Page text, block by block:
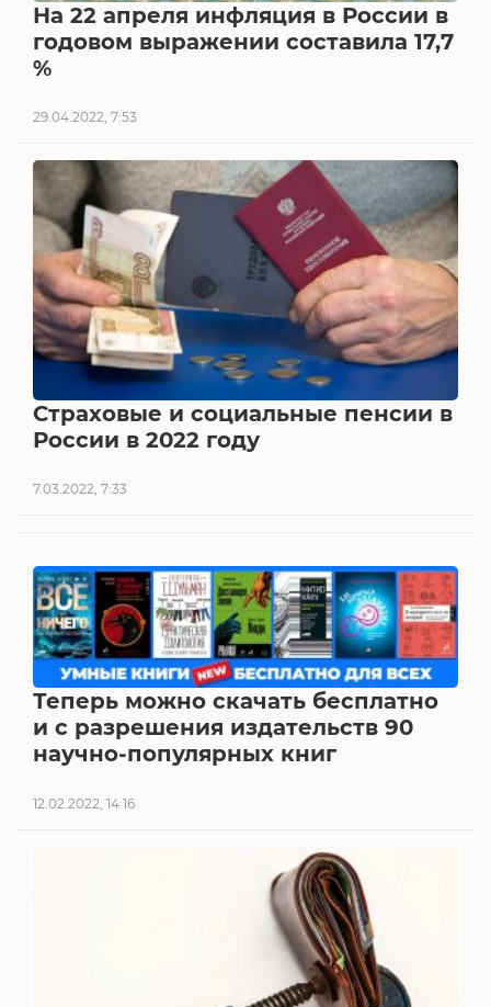
На 22 апреля инфляция в России в
годовом выражении составила 17,7
%
29.04.2022, 7:53
Страховые и социальные пенсии в
России в 2022 году
7.03.2022, 7:33
Теперь можно скачать бесплатно
и с разрешения издательств 90
научно-популярных книг
12.02.2022, 14:16